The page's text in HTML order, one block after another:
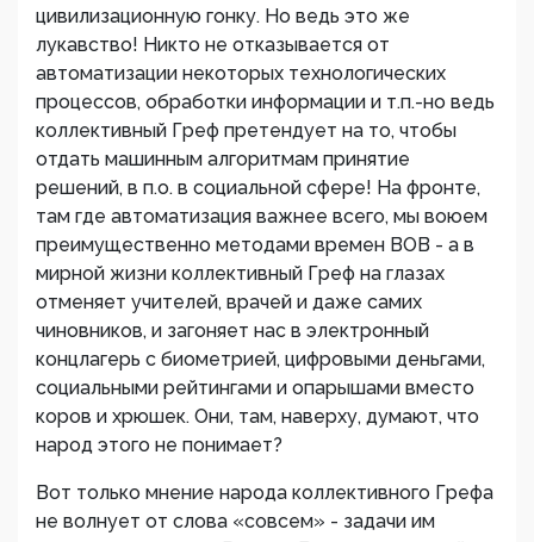
цивилизационную гонку. Но ведь это же
лукавство! Никто не отказывается от
автоматизации некоторых технологических
процессов, обработки информации и т.п.-но ведь
коллективный Греф претендует на то, чтобы
отдать машинным алгоритмам принятие
решений, в п.о. в социальной сфере! На фронте,
там где автоматизация важнее всего, мы воюем
преимущественно методами времен ВОВ - а в
мирной жизни коллективный Греф на глазах
отменяет учителей, врачей и даже самих
чиновников, и загоняет нас в электронный
концлагерь с биометрией, цифровыми деньгами,
социальными рейтингами и опарышами вместо
коров и хрюшек. Они, там, наверху, думают, что
народ этого не понимает?
Вот только мнение народа коллективного Грефа
не волнует от слова «совсем» - задачи им